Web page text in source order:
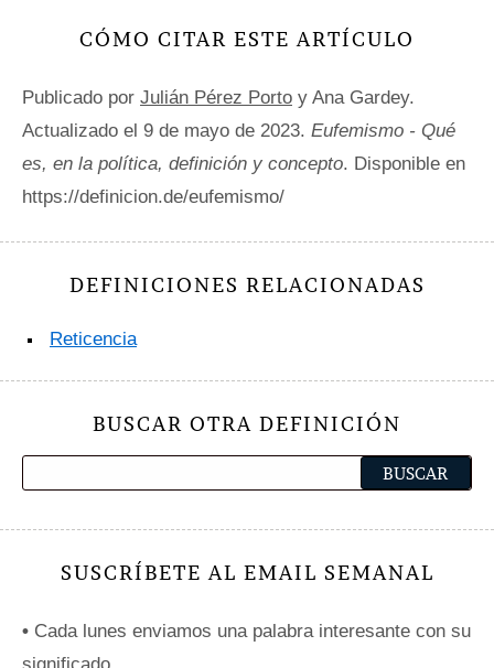
CÓMO CITAR ESTE ARTÍCULO
Publicado por Julián Pérez Porto y Ana Gardey.
Actualizado el 9 de mayo de 2023. Eufemismo - Qué
es, en la política, definición y concepto. Disponible en
https://definicion.de/eufemismo/
DEFINICIONES RELACIONADAS
Reticencia
BUSCAR OTRA DEFINICIÓN
SUSCRÍBETE AL EMAIL SEMANAL
• Cada lunes enviamos una palabra interesante con su